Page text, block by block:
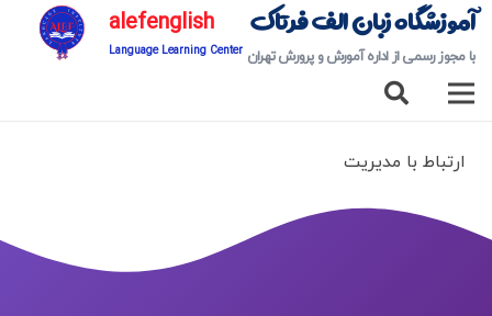
آموزشگاه زبان الف فرتاک
با مجوز رسمی از اداره آمورش و پرورش تهران
alefenglish
Language Learning Center
ارتباط با مدیریت